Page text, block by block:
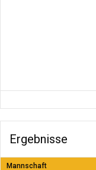
Ergebnisse
Mannschaft